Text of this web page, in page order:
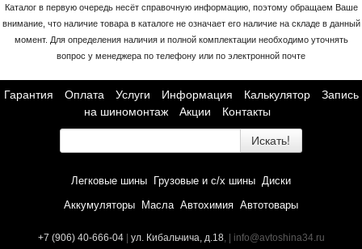
Каталог в первую очередь несёт справочную информацию, поэтому обращаем Ваше
внимание, что наличие товара в каталоге не означает его наличие на складе в данный
момент. Для определения наличия и полной комплектации необходимо уточнять
вопрос у менеджера по телефону или по электронной почте
Гарантия Оплата Услуги Информация Калькулятор
Запись
на шиномонтаж
Акции Контакты
Искать!
Легковые шины Грузовые и с/х шины Диски
Аккумуляторы
Масла Автохимия Автотовары
+7 (906) 40-666-04 ул. Кибальчича, д.18, | info@avtoshina34.ru